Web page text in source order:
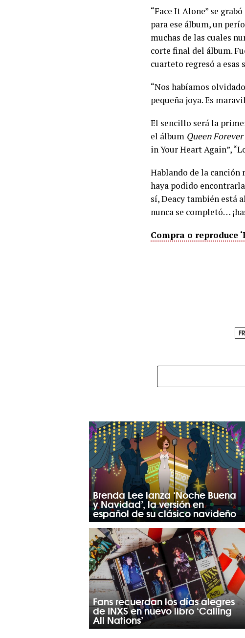
“Face It Alone” se
para ese álbum, un
muchas de las cuales
corte final del álbum.
cuarteto regresó a esas
“Nos habíamos
pequeña joya. Es
El sencillo será la
el álbum Queen Forever
in Your Heart Again”,
Hablando de la canción
haya podido
sí, Deacy también está
nunca se completó…
Compra o reproduce
Brenda Lee lanza ‘Noche Buena
y Navidad’, la versión en
español de su clásico navideño
Fans recuerdan los días alegres
de INXS en nuevo libro ‘Calling
All Nations’